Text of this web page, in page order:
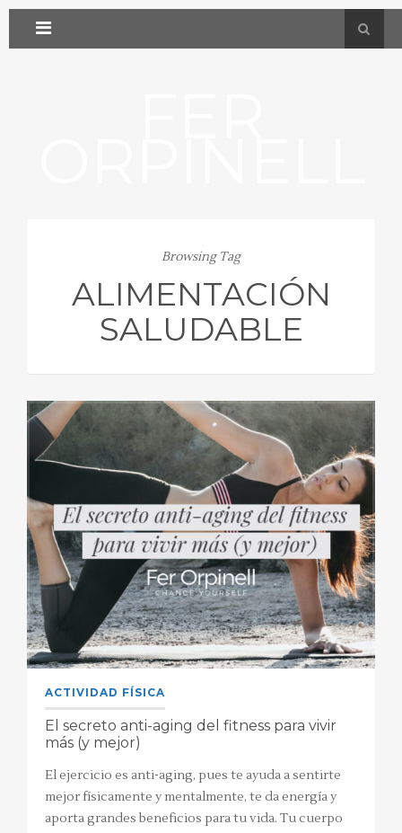
Browsing Tag
ALIMENTACIÓN
SALUDABLE
ACTIVIDAD FÍSICA
El secreto anti-aging del fitness para vivir
más (y mejor)
El ejercicio es anti-aging, pues te ayuda a sentirte
mejor físicamente y mentalmente, te da energía y
aporta grandes beneficios para tu vida. Tu cuerpo